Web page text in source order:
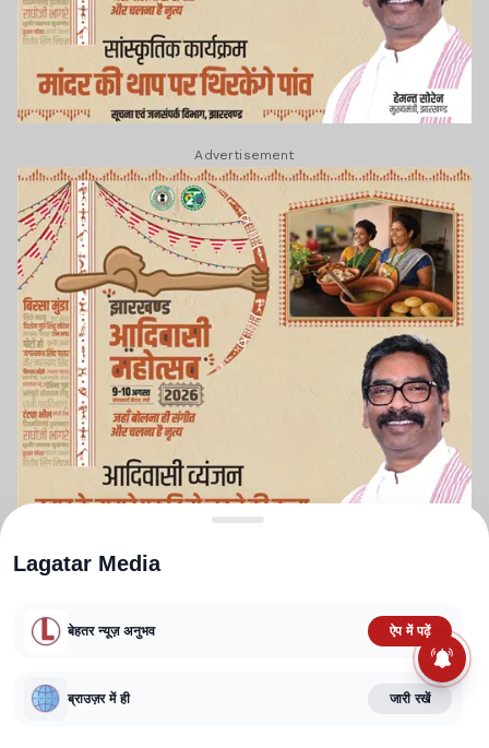
Advertisement
TERMS AND CONDITIONS
CORRECTIONS POLICY
FACT CHECKING POLICY
Lagatar Media
बेहतर न्यूज़ अनुभव ऐप में पढ़ें
ब्राउज़र में ही जारी रखें